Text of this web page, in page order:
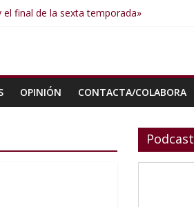
el final de la sexta temporada»
OPINIÓN CONTACTA/COLABORA
Podcast